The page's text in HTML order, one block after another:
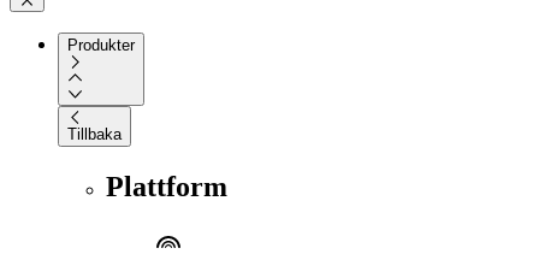
Produkter
Tillbaka
Plattform